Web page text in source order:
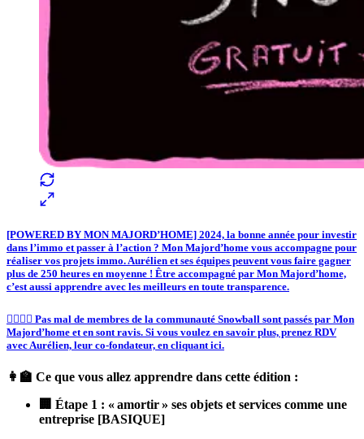
[POWERED BY MON MAJORD’HOME] 2024, la bonne année pour investir
dans l’immo et passer à l’action ? Mon Majord’home vous accompagne pour
réaliser vos projets immo. Aurélien et ses équipes peuvent vous faire gagner
plus de 250 heures en moyenne ! Être accompagné par Mon Majord’home,
c’est aussi apprendre avec les meilleurs en toute transparence.
🙋‍♀️🙋‍♂️ Pas mal de membres de la communauté Snowball sont passés par Mon
Majord’home et en sont ravis. Si vous voulez en savoir plus, prenez RDV
avec Aurélien, leur co-fondateur, en cliquant ici.
👩‍🏫 Ce que vous allez apprendre dans cette édition :
🏢 Étape 1 : « amortir » ses objets et services comme une
entreprise [BASIQUE]